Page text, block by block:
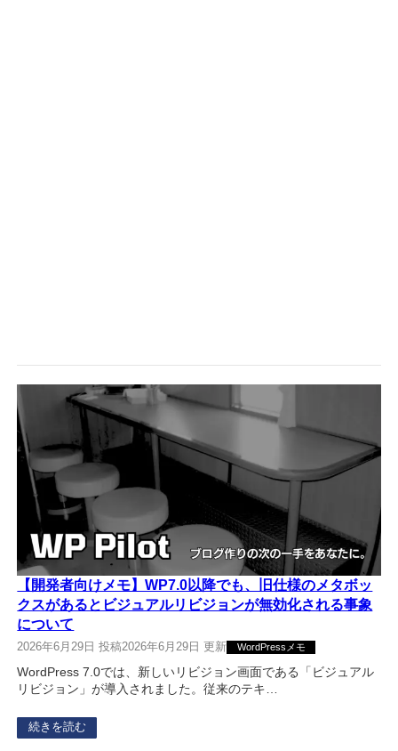
【開発者向けメモ】WP7.0以降でも、旧仕様のメタボッ
クスがあるとビジュアルリビジョンが無効化される事象
について
2026年6月29日 投稿2026年6月29日 更新 WordPressメモ
WordPress 7.0では、新しいリビジョン画面である「ビジュアル
リビジョン」が導入されました。従来のテキ…
続きを読む